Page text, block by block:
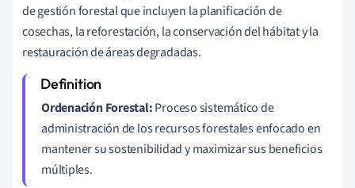
de gestión forestal que incluyen la planificación de
cosechas, la reforestación, la conservación del hábitat y la
restauración de áreas degradadas.
Ordenación Forestal:Proceso sistemático de
administración de los recursos forestales enfocado en
mantener su sostenibilidad y maximizar sus beneficios
múltiples.